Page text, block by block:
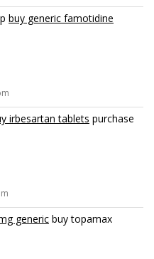
buy generic famotidine
irbesartan tablets purchase
generic buy topamax